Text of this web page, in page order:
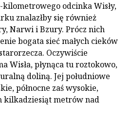
kilometrowego odcinka Wisły,
znalazłby się również
Narwi i Bzury. Prócz nich
bogata sieć małych cieków
Oczywiście
Wisła, płynąca tu roztokowo,
doliną. Jej południowe
północne zaś wysokie,
kilkadziesiąt metrów nad